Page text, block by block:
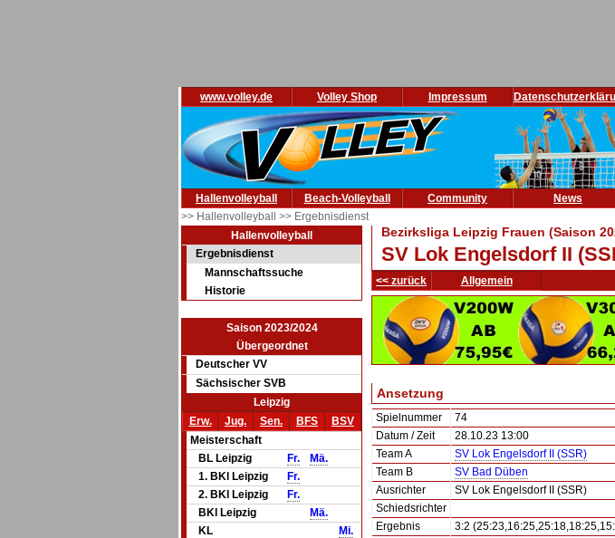
www.volley.de Volley Shop Impressum
Hallenvolleyball Beach-Volleyball Community News
>> Hallenvolleyball >> Ergebnisdienst
Hallenvolleyball
Ergebnisdienst
Mannschaftssuche
Historie
Saison 2023/2024
Übergeordnet
Deutscher VV
Sächsischer SVB
Leipzig
Erw.
Jug. Sen. BFS
BSV
Meisterschaft
BL Leipzig
Fr.
Mä.
1. BKl Leipzig
Fr.
2. BKl Leipzig
Fr.
BKl Leipzig
Mä.
KL
Mi.
Bezirksliga Leipzig Frauen (Saison
SV Lok Engelsdorf II
<< zurück Allgemein
Ansetzung
Spielnummer
74
Datum / Zeit
28.10.23 13:00
Team A
SV Lok Engelsdorf II (SSR)
Team B
SV Bad Düben
Ausrichter
SV Lok Engelsdorf II (SSR)
Schiedsrichter
Ergebnis
3:2